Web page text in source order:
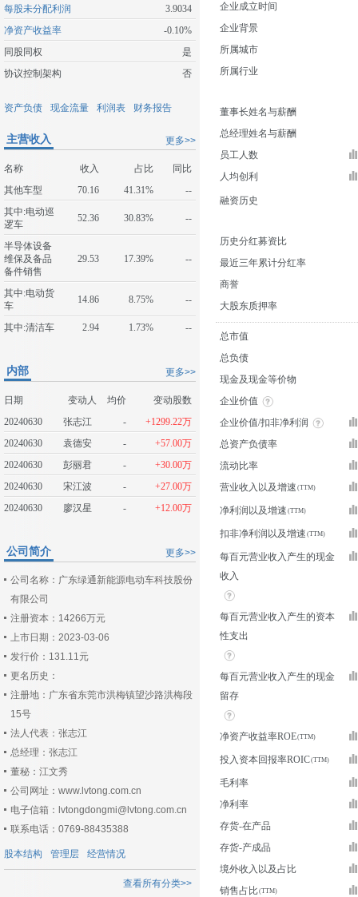
每股未分配利润
3.9034
净资产收益率
-0.10%
同股同权
是
协议控制架构
否
资产负债 现金流量 利润表 财务报告
更多>>
主营收入
名称 收入 占比
同比
其他车型
70.16 41.31%
--
其中:电动巡
逻车
52.36 30.83% --
半导体设备
维保及备品
备件销售
29.53 17.39% --
其中:电动货
车
14.86 8.75% --
其中:清洁车 2.94 1.73% --
更多>>
内部
日期 变动人 均价
变动股数
20240630
张志江 -
+1299.22万
20240630
袁德安 -
+57.00万
20240630
彭丽君 -
+30.00万
20240630
宋江波 -
+27.00万
20240630
廖汉星 - +12.00万
更多>>
公司简介
公司名称：广东绿通新能源电动车科技股份
有限公司
注册资本：14266万元
上市日期：2023-03-06
发行价：131.11元
更名历史：
注册地：广东省东莞市洪梅镇望沙路洪梅段
15号
法人代表：张志江
总经理：张志江
董秘：江文秀
公司网址：www.lvtong.com.cn
电子信箱：lvtongdongmi@lvtong.com.cn
联系电话：0769-88435388
股本结构 管理层 经营情况
查看所有分类>>
企业成立时间
企业背景
所属城市
所属行业
董事长姓名与薪酬
总经理姓名与薪酬
员工人数
人均创利
融资历史
历史分红募资比
最近三年累计分红率
商誉
大股东质押率
总市值
总负债
现金及现金等价物
企业价值
企业价值/扣非净利润
总资产负债率
流动比率
营业收入以及增速
净利润以及增速
扣非净利润以及增速
每百元营业收入产生的现金
收入
每百元营业收入产生的资本
性支出
每百元营业收入产生的现金
留存
净资产收益率ROE
投入资本回报率ROIC
毛利率
净利率
存货-在产品
存货-产成品
境外收入以及占比
销售占比